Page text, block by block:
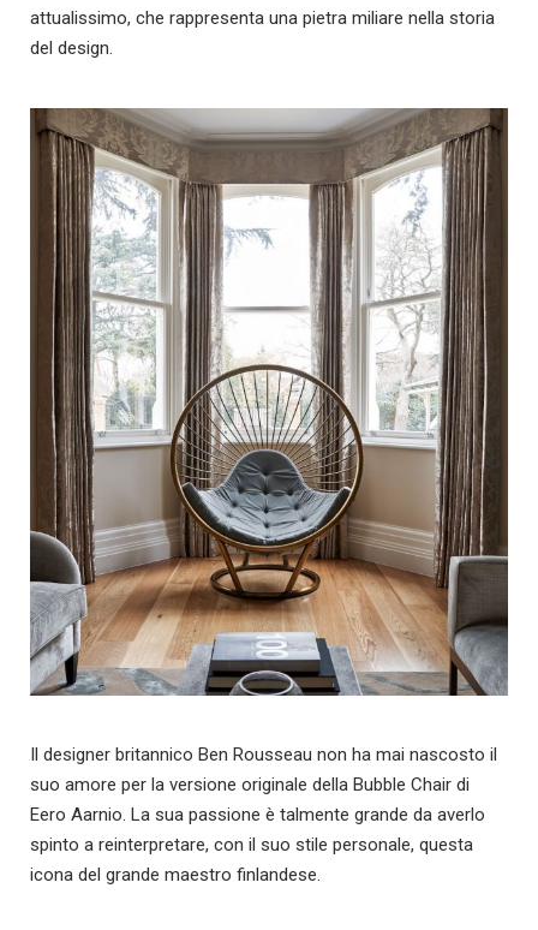
attualissimo, che rappresenta una pietra miliare nella storia
del design.
Il designer britannico Ben Rousseau non ha mai nascosto il
suo amore per la versione originale della Bubble Chair di
Eero Aarnio. La sua passione è talmente grande da averlo
spinto a reinterpretare, con il suo stile personale, questa
icona del grande maestro finlandese.